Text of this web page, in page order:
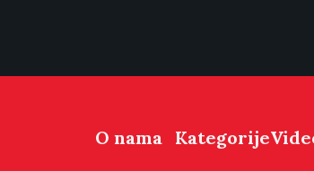
O nama Kategorije